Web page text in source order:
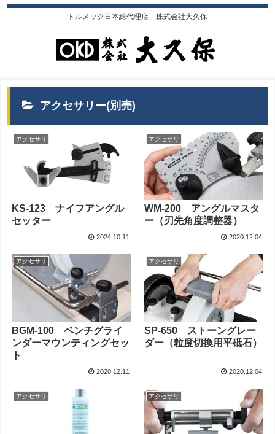
トルメック日本総代理店 株式会社大久保
アクセサリー(別売)
アクセサリ
KS-123 ナイフアングル
セッター
2024.10.11
アクセサリ
WM-200 アングルマスタ
ー（刃先角度調整器）
2020.12.04
アクセサリ
BGM-100 ベンチグライ
ンダーマウンティングセッ
ト
2020.12.11
アクセサリ
SP-650 ストーングレー
ダー（粒度切換用平砥石）
2020.12.04
アクセサリ アクセサリ